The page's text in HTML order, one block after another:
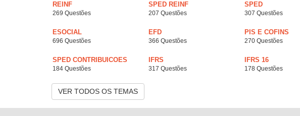
REINF
269 Questões
SPED REINF
207 Questões
SPED
307 Questões
ESOCIAL
696 Questões
EFD
366 Questões
PIS E COFINS
270 Questões
SPED CONTRIBUICOES
184 Questões
IFRS
317 Questões
IFRS 16
178 Questões
VER TODOS OS TEMAS